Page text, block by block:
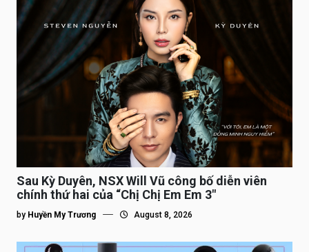
Sau Kỳ Duyên, NSX Will Vũ công bố diễn viên
chính thứ hai của “Chị Chị Em Em 3″
by Huyền My Trương August 8, 2026